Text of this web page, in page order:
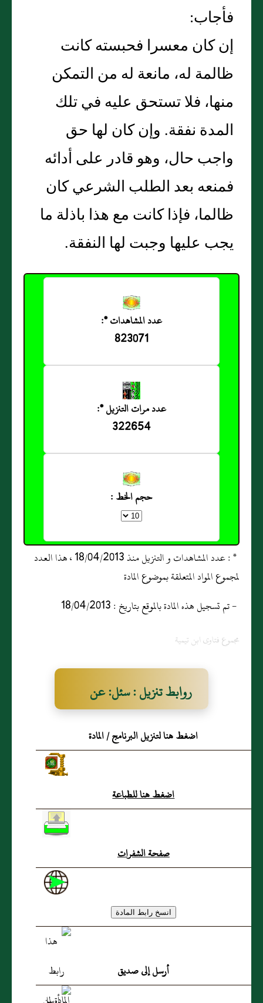
فأجاب‏:‏
إن كان معسرا فحبسته كانت
ظالمة له، مانعة له من التمكن
منها، فلا تستحق عليه في تلك
المدة نفقة‏.‏ وإن كان لها حق
واجب حال، وهو قادر على أدائه
فمنعه بعد الطلب الشرعي كان
ظالما، فإذا كانت مع هذا باذلة ما
يجب عليها وجبت لها النفقة‏.‏
عدد المشاهدات *:
823071
عدد مرات التنزيل *:
322654
حجم الخط :
* : عدد المشاهدات و التنزيل منذ 18/04/2013 ، هذا العدد
لمجموع المواد المتعلقة بموضوع المادة
- تم تسجيل هذه المادة بالموقع بتاريخ : 18/04/2013
مجموع فتاوى ابن تيمية
روابط تنزيل : سئل: عن
رجل حبسته زوجته على
كسوتها وصداقها وبقي مدة
مدة إقامته في حبسها أم لا‏؟‏
اضغط هنا لتنزيل البرنامج / المادة
اضغط هنا للطباعة
صفحة الشفرات
أرسل إلى صديق